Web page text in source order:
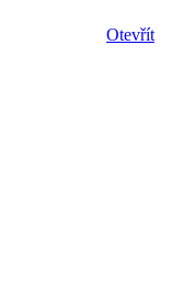
Otevřít